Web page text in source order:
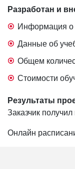
Разработан и
Информация о
Данные об
Общем
Стоимости
Результаты
Заказчик
Онлайн